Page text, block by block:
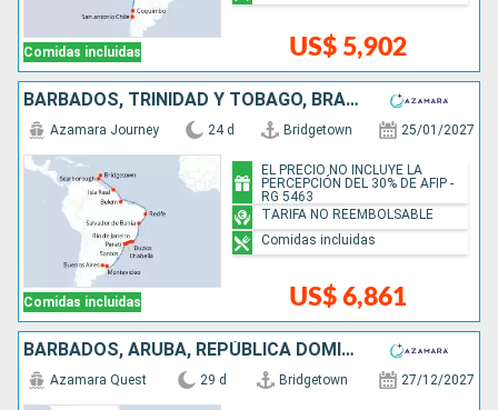
Comidas incluidas US$ 5,902
BARBADOS, TRINIDAD Y TOBAGO, BRASIL, URUGUAY, ARGENTINA
Comidas incluidas
Azamara Journey 24 d Bridgetown 25/01/2027
US$ 6,861
EL PRECIO NO INCLUYE LA
PERCEPCIÓN DEL 30% DE AFIP -
RG 5463
TARIFA NO REEMBOLSABLE
Comidas incluidas
BARBADOS, ARUBA, REPÚBLICA DOMINICANA, BAHAMAS, ESTADOS UNIDOS, MÉXICO, BELICE, HONDURAS, COSTA RICA, PANAMÁ, ECUADOR, PERÚ, CHILE
Azamara Quest 29 d Bridgetown 27/12/2027